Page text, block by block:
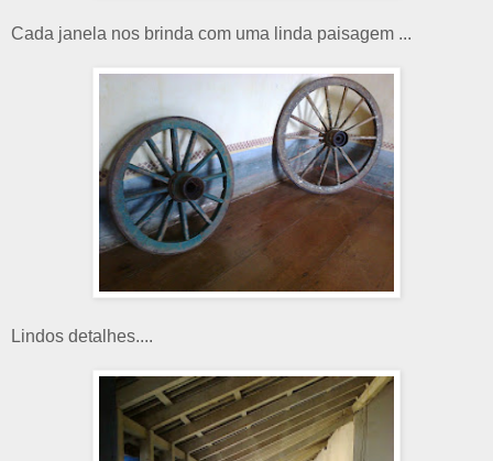
Cada janela nos brinda com uma linda paisagem ...
Lindos detalhes....